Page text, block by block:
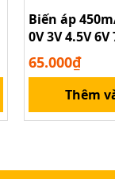
Biến áp
0V 3V 4.5V 6V
65.000₫
Thêm